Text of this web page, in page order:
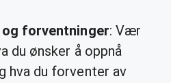
og forventninger: Vær
du ønsker å oppnå
hva du forventer av